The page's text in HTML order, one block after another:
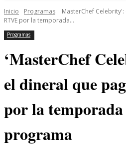
Inicio Programas
'MasterChef
RTVE por la temporada...
Programas
‘MasterChef
el dineral que
por la
programa